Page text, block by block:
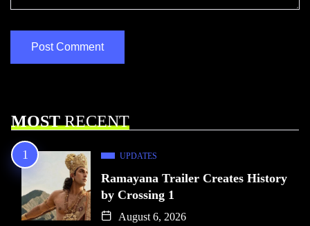
MOSTRECENT
UPDATES
Ramayana Trailer Creates History
by Crossing 1
August 6, 2026